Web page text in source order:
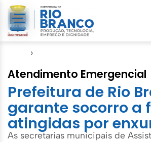
›
Atendimento Emergencial
Prefeitura de Rio
garante socorro a
atingidas por
As secretarias municipais de